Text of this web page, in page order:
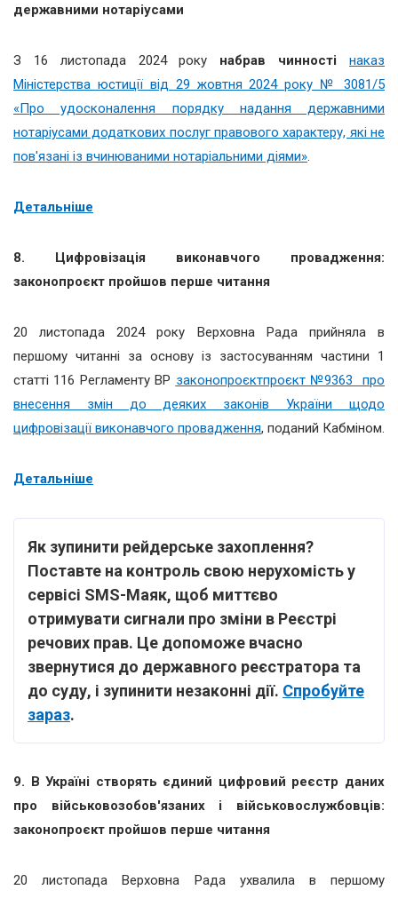
державними нотаріусами
З 16 листопада 2024 року набрав чинності
наказ
Міністерства юстиції від 29 жовтня 2024 року № 3081/5
«Про удосконалення порядку надання державними
нотаріусами додаткових послуг правового характеру, які не
пов'язані із вчинюваними нотаріальними діями».
Детальніше
8.
Цифровізація виконавчого провадження:
законопроєкт пройшов перше читання
20 листопада 2024 року Верховна Рада прийняла в
першому читанні за основу із застосуванням частини 1
статті 116 Регламенту ВР законопроєктпроєкт №9363 про
внесення змін до деяких законів України щодо
цифровізації виконавчого провадження, поданий Кабміном.
Детальніше
Як зупинити рейдерське захоплення?
Поставте на контроль свою нерухомість у
сервісі SMS-Маяк, щоб миттєво
отримувати сигнали про зміни в Реєстрі
речових прав. Це допоможе вчасно
звернутися до державного реєстратора та
до суду, і зупинити незаконні дії. Спробуйте
зараз.
9. В Україні створять єдиний цифровий реєстр даних
про військовозобов'язаних і військовослужбовців:
законопроєкт пройшов перше читання
20 листопада Верховна Рада ухвалила в першому